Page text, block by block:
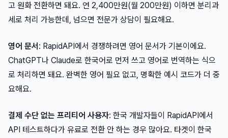
고 원화 전환하면 돼요. 연 2,400만원(월 200만원) 이하면 분리과
세로 처리 가능한데, 넘으면 전문가 상담이 필요해요.
영어 문서: RapidAPI에서 경쟁하려면 영어 문서가 기본이에요.
ChatGPT나 Claude로 한국어로 먼저 쓰고 영어로 번역하는 식으
로 처리하면 돼요. 완벽한 영어 필요 없고, 명확한 예시 코드가 더 중
요해요.
결제 수단 없는 프리티어 사용자: 한국 개발자들이 RapidAPI에서
API 테스트하다가 유료로 전환 안 하는 경우 많아요. 타겟이 한국